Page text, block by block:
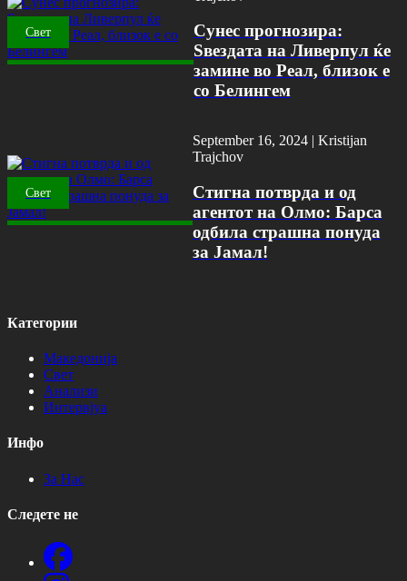
Свет
Сунес прогнозира:
Ѕвездата на Ливерпул ќе
замине во Реал, близок е
со Белингем
Свет
September 16, 2024 | Kristijan
Trajchov
Стигна потврда и од
агентот на Олмо: Барса
одбила страшна понуда
за Јамал!
Категории
Македонија
Свет
Анализи
Интервјуа
Инфо
За Нас
Следете не